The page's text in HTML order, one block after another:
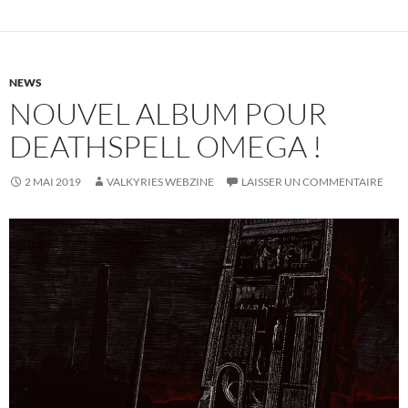
NEWS
NOUVEL ALBUM POUR
DEATHSPELL OMEGA !
2 MAI 2019 VALKYRIES WEBZINE LAISSER UN COMMENTAIRE